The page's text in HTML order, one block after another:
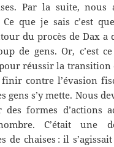
Par la suite, nous
Ce que je sais c’est
du procès de Dax a
de gens. Or, c’est
réussir la transition
contre l’évasion
gens s’y mette. Nous
des formes d’actions
C’était une
de chaises : il